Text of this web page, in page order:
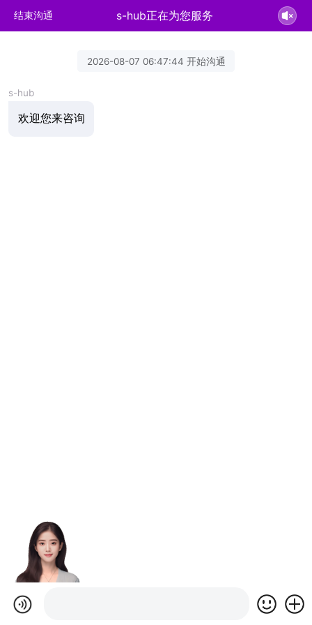
结束沟通 s-hub正在为您服务
2026-08-07 06:47:44 开始沟通
s-hub
欢迎您来咨询